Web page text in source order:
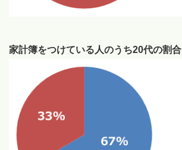
家計簿をつけている人のうち20代の割合